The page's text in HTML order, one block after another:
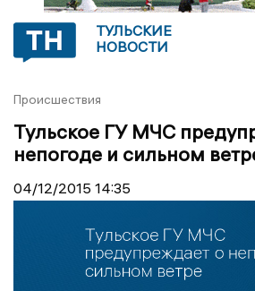
ТУЛЬСКИЕ
НОВОСТИ
Происшествия
Тульское ГУ МЧС
непогоде и сильном
04/12/2015 14:35